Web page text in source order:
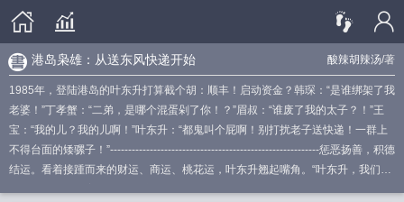
酸辣胡辣汤/著
港岛枭雄：从送东风快递开始
1985年，登陆港岛的叶东升打算截个胡：顺丰！启动资金？韩琛：“是谁绑架了我
老婆！”丁孝蟹：“二弟，是哪个混蛋剁了你！？”眉叔：“谁废了我的太子？！”王
宝：“我的儿？我的儿啊！”叶东升：“都鬼叫个屁啊！别打扰老子送快递！一群上
不得台面的矮骡子！”----------------------------------------------------------惩恶扬善，积德
结运。看着接踵而来的财运、商运、桃花运，叶东升翘起嘴角。“叶东升，我们怀